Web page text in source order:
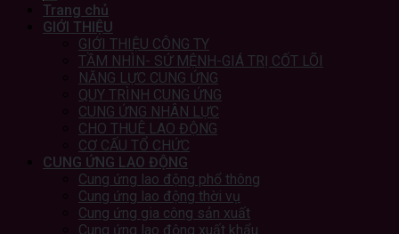
Trang chủ
GIỚI THIỆU
GIỚI THIỆU CÔNG TY
TẦM NHÌN- SỨ MỆNH-GIÁ TRỊ CỐT LÕI
NĂNG LỰC CUNG ỨNG
QUY TRÌNH CUNG ỨNG
CUNG ỨNG NHÂN LỰC
CHO THUÊ LAO ĐỘNG
CƠ CẤU TỔ CHỨC
CUNG ỨNG LAO ĐỘNG
Cung ứng lao động phổ thông
Cung ứng lao động thời vụ
Cung ứng gia công sản xuất
Cung ứng lao động xuất khẩu